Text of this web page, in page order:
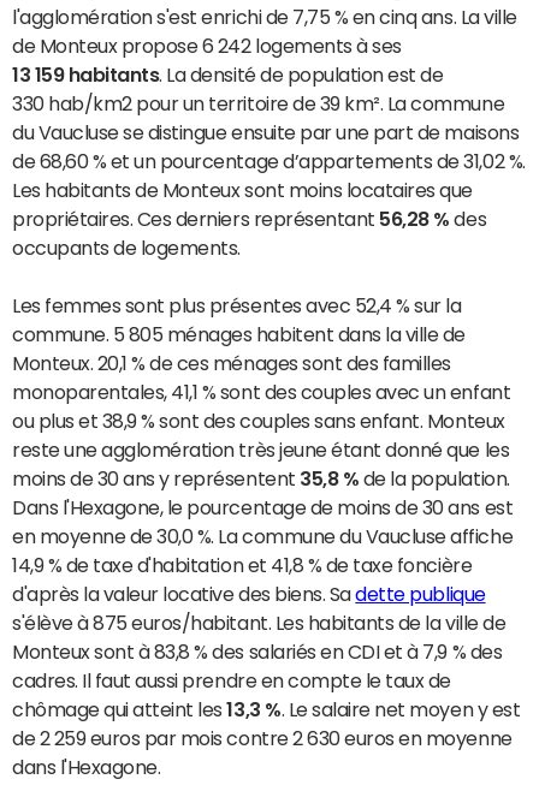
l'agglomération s'est enrichi de 7,75 % en cinq ans. La ville
de Monteux propose 6 242 logements à ses
13 159 habitants. La densité de population est de
330 hab/km2 pour un territoire de 39 km². La commune
du Vaucluse se distingue ensuite par une part de maisons
de 68,60 % et un pourcentage d’appartements de 31,02 %.
Les habitants de Monteux sont moins locataires que
propriétaires. Ces derniers représentant 56,28 % des
occupants de logements.
Les femmes sont plus présentes avec 52,4 % sur la
commune. 5 805 ménages habitent dans la ville de
Monteux. 20,1 % de ces ménages sont des familles
monoparentales, 41,1 % sont des couples avec un enfant
ou plus et 38,9 % sont des couples sans enfant. Monteux
reste une agglomération très jeune étant donné que les
moins de 30 ans y représentent 35,8 % de la population.
Dans l'Hexagone, le pourcentage de moins de 30 ans est
en moyenne de 30,0 %. La commune du Vaucluse affiche
14,9 % de taxe d'habitation et 41,8 % de taxe foncière
d'après la valeur locative des biens. Sadette publique
s'élève à 875 euros/habitant. Les habitants de la ville de
Monteux sont à 83,8 % des salariés en CDI et à 7,9 % des
cadres. Il faut aussi prendre en compte le taux de
chômage qui atteint les13,3 %. Le salaire net moyen y est
de 2 259 euros par mois contre 2 630 euros en moyenne
dans l'Hexagone.